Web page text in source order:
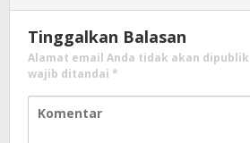
Tinggalkan Balasan
Alamat email Anda tidak akan
wajib ditandai *